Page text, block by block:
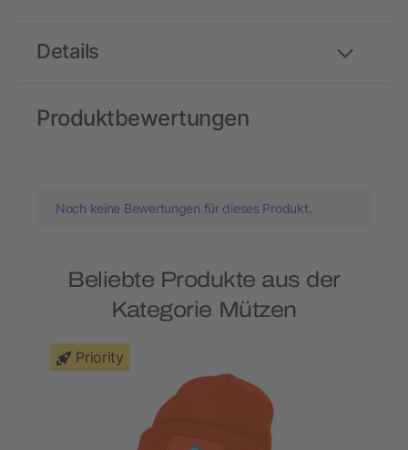
Details
Produktbewertungen
Noch keine Bewertungen für dieses Produkt.
Beliebte Produkte aus der
Kategorie Mützen
Priority